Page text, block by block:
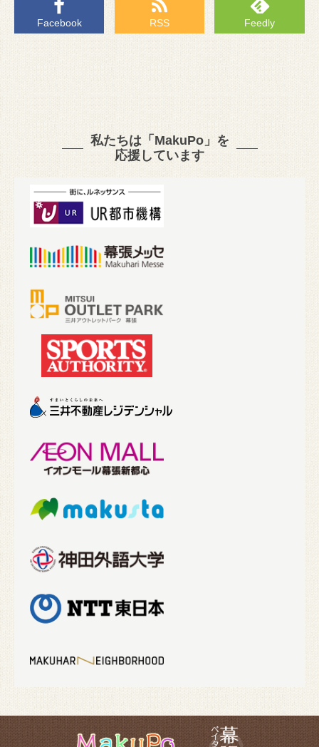
Facebook RSS Feedly
私たちは「MakuPo」を
応援しています